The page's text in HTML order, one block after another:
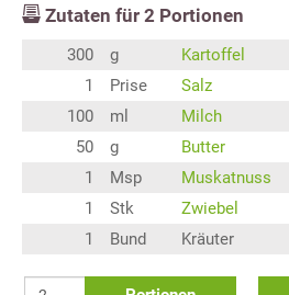
Zutaten für 2 Portionen
300 g
Kartoffel
1
Prise
Salz
100
ml
Milch
50
g
Butter
1
Msp
Muskatnuss
1
Stk
Zwiebel
1
Bund Kräuter